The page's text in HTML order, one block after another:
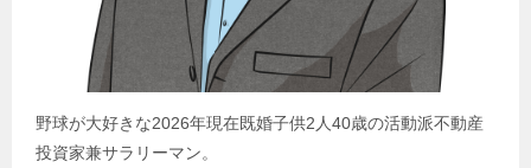
野球が大好きな2026年現在既婚子供2人40歳の活動派不動産
投資家兼サラリーマン。